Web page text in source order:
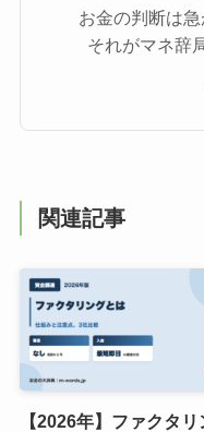
お金の判断は急
それがマネ辞
関連記事
【2026年】ファクタリ